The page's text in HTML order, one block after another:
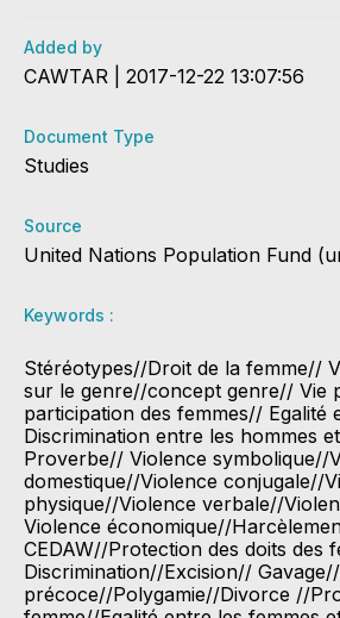
Added by
CAWTAR | 2017-12-22 13:07:56
Document Type
Studies
Source
United Nations Population Fund
Keywords :
Stéréotypes//Droit de la femme//
sur le genre//concept genre// Vie
participation des femmes// Egalité
Discrimination entre les hommes
Proverbe// Violence symbolique//
domestique//Violence conjugale//
physique//Violence verbale//
Violence économique//
CEDAW//Protection des doits des
Discrimination//Excision//
précoce//Polygamie//Divorce //